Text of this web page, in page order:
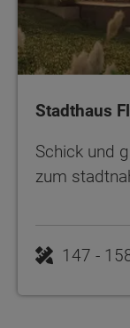
Stadthaus
Schick und
zum